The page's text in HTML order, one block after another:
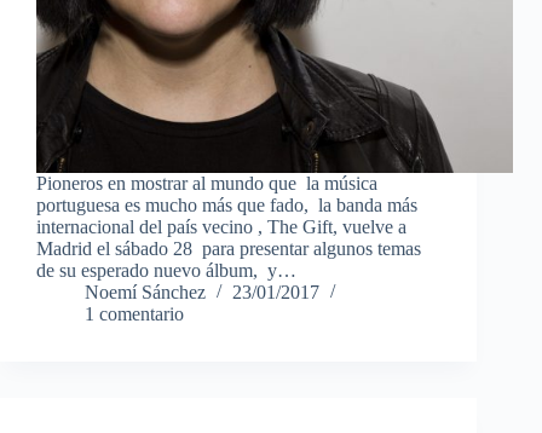
Pioneros en mostrar al mundo que la música
portuguesa es mucho más que fado, la banda más
internacional del país vecino , The Gift, vuelve a
Madrid el sábado 28 para presentar algunos temas
de su esperado nuevo álbum, y…
Noemí Sánchez
23/01/2017
1 comentario